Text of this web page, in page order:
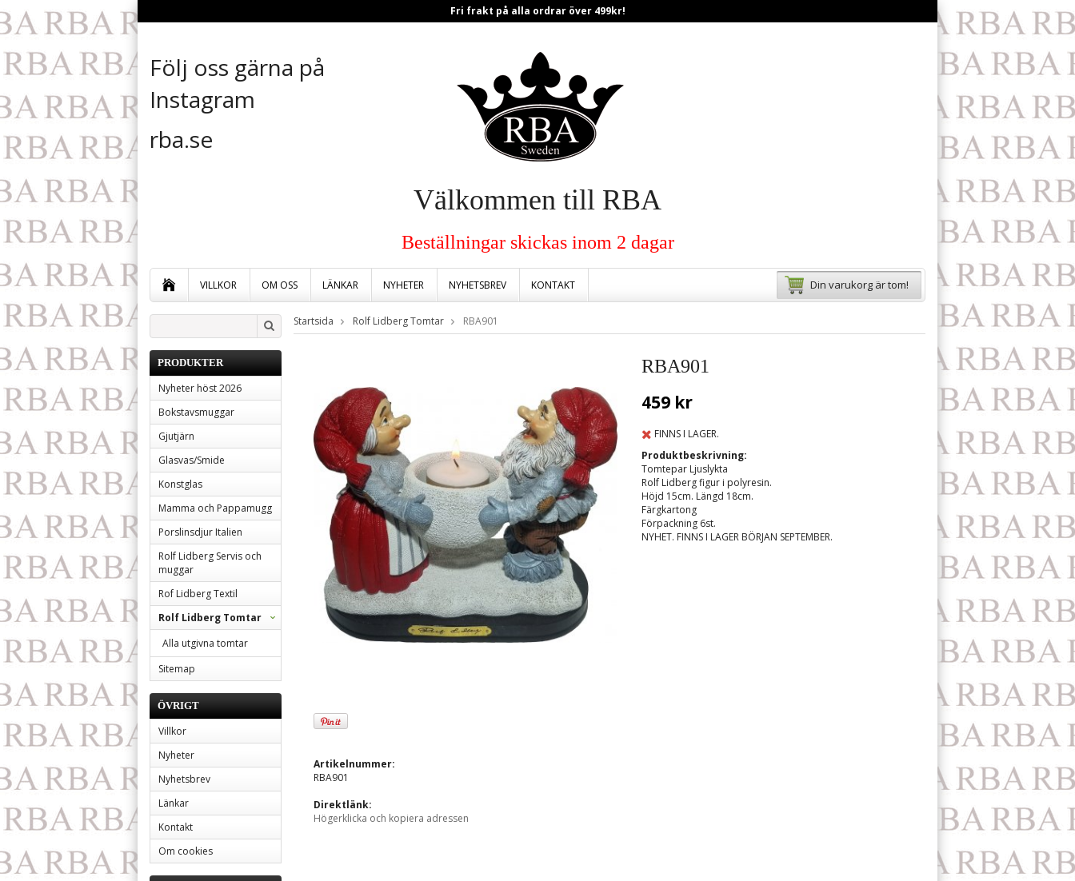
Fri frakt på alla ordrar över 499kr!
Följ oss gärna på
Instagram
rba.se
Välkommen till RBA
Beställningar skickas inom 2 dagar
VILLKOR OM OSS LÄNKAR NYHETER NYHETSBREV KONTAKT Din varukorg är tom!
PRODUKTER
Nyheter höst 2026
Bokstavsmuggar
Gjutjärn
Glasvas/Smide
Konstglas
Mamma och Pappamugg
Porslinsdjur Italien
Rolf Lidberg Servis och
muggar
Rof Lidberg Textil
Rolf Lidberg Tomtar
Alla utgivna tomtar
Sitemap
ÖVRIGT
Villkor
Nyheter
Nyhetsbrev
Länkar
Kontakt
Om cookies
Startsida Rolf Lidberg Tomtar RBA901
Artikelnummer:
RBA901
Direktlänk:
Högerklicka och kopiera adressen
RBA901
459 kr
FINNS I LAGER.
Produktbeskrivning:
Tomtepar Ljuslykta
Rolf Lidberg figur i polyresin.
Höjd 15cm. Längd 18cm.
Färgkartong
Förpackning 6st.
NYHET. FINNS I LAGER BÖRJAN SEPTEMBER.